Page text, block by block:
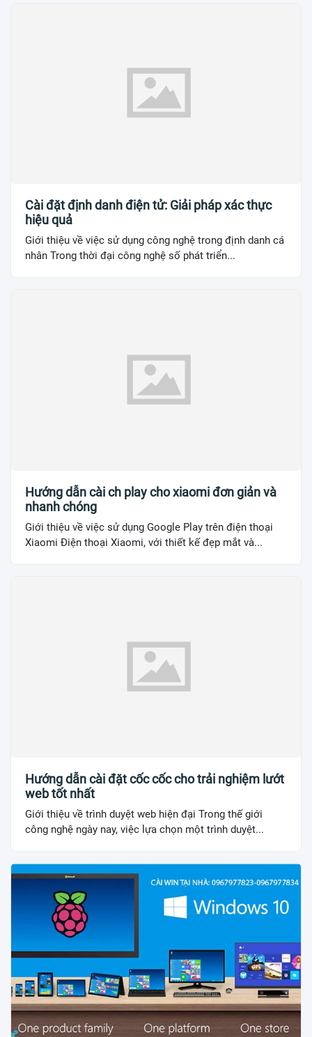
Cài đặt định danh điện tử: Giải pháp xác thực
hiệu quả
Giới thiệu về việc sử dụng công nghệ trong định danh cá
nhân Trong thời đại công nghệ số phát triển...
Hướng dẫn cài ch play cho xiaomi đơn giản và
nhanh chóng
Giới thiệu về việc sử dụng Google Play trên điện thoại
Xiaomi Điện thoại Xiaomi, với thiết kế đẹp mắt và...
Hướng dẫn cài đặt cốc cốc cho trải nghiệm lướt
web tốt nhất
Giới thiệu về trình duyệt web hiện đại Trong thế giới
công nghệ ngày nay, việc lựa chọn một trình duyệt...